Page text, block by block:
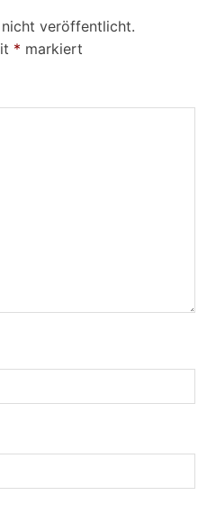
veröffentlicht.
* markiert